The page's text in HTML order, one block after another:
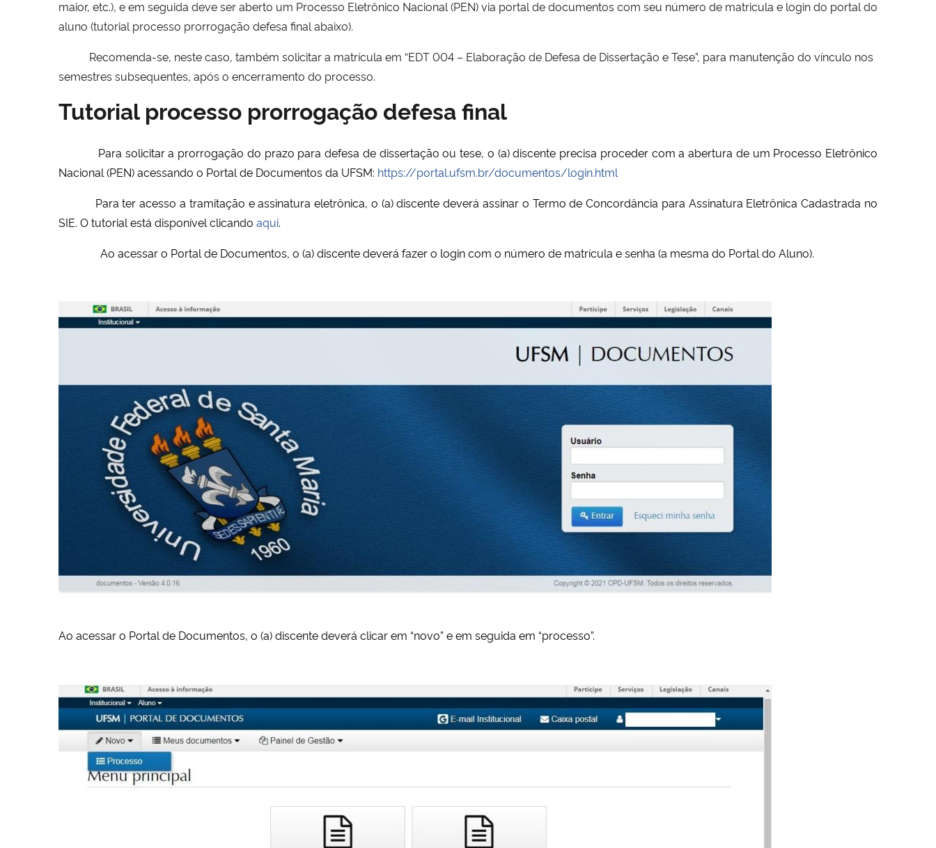
maior, etc.), e em seguida deve ser aberto um Processo Eletrônico Nacional (PEN) via portal de documentos com seu número de matricula e login do portal do
aluno (tutorial processo prorrogação defesa final abaixo).
Recomenda-se, neste caso, também solicitar a matrícula em “EDT 004 – Elaboração de Defesa de Dissertação e Tese”, para manutenção do vínculo nos
semestres subsequentes, após o encerramento do processo.
Tutorial processo prorrogação defesa final
Para solicitar a prorrogação do prazo para defesa de dissertação ou tese, o (a) discente precisa proceder com a abertura de um Processo Eletrônico
Nacional (PEN) acessando o Portal de Documentos da UFSM: https://portal.ufsm.br/documentos/login.html
Para ter acesso a tramitação e assinatura eletrônica, o (a) discente deverá assinar o Termo de Concordância para Assinatura Eletrônica Cadastrada no
SIE. O tutorial está disponível clicando aqui.
Ao acessar o Portal de Documentos, o (a) discente deverá fazer o login com o número de matrícula e senha (a mesma do Portal do Aluno).
Ao acessar o Portal de Documentos, o (a) discente deverá clicar em “novo” e em seguida em “processo”.